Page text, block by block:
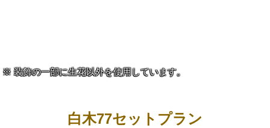
白木77セットプラン
装飾の一部に生花以外を使用しています。